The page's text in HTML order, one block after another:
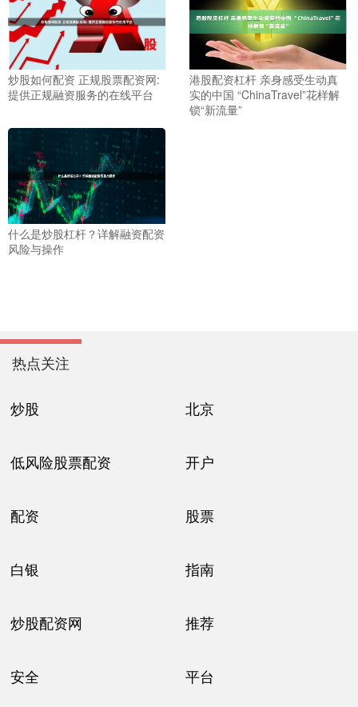
炒股如何配资 正规股票配资网:
提供正规融资服务的在线平台
港股配资杠杆 亲身感受生动真
实的中国 “ChinaTravel”花样解
锁“新流量”
什么是炒股杠杆？详解融资配资
风险与操作
热点关注
炒股 北京
低风险股票配资 开户
配资 股票
白银 指南
炒股配资网 推荐
安全 平台